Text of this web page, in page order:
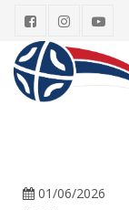
01/06/2026